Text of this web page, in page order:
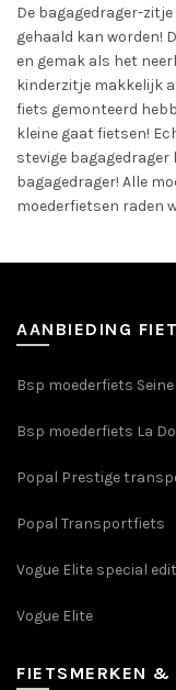
De bagagedrager-
gehaald kan worden!
en gemak als het
kinderzitje makkelijk
fiets gemonteerd
kleine gaat fietsen!
stevige
bagagedrager! Alle
moederfietsen raden
AANBIEDING
Bsp moederfiets
Bsp moederfiets La
Popal Prestige
Popal Transportfiets
Vogue Elite special
Vogue Elite
FIETSMERKEN &